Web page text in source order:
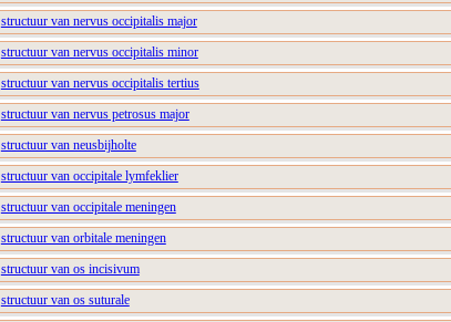
structuur van nervus occipitalis major
structuur van nervus occipitalis minor
structuur van nervus occipitalis tertius
structuur van nervus petrosus major
structuur van neusbijholte
structuur van occipitale lymfeklier
structuur van occipitale meningen
structuur van orbitale meningen
structuur van os incisivum
structuur van os suturale